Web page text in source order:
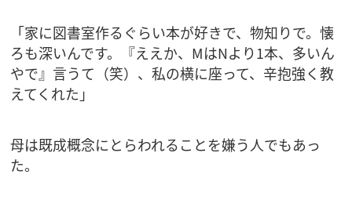
「家に図書室作るぐらい本が好きで、物知りで。懐
ろも深いんです。『ええか、MはNより1本、多いん
やで』言うて（笑）、私の横に座って、辛抱強く教
えてくれた」
母は既成概念にとらわれることを嫌う人でもあっ
た。